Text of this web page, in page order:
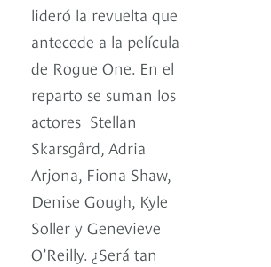
lideró la revuelta que
antecede a la película
de Rogue One. En el
reparto se suman los
actores ​ Stellan
Skarsgård, Adria
Arjona, Fiona Shaw,
Denise Gough, Kyle
Soller y Genevieve
O’Reilly. ¿Será tan